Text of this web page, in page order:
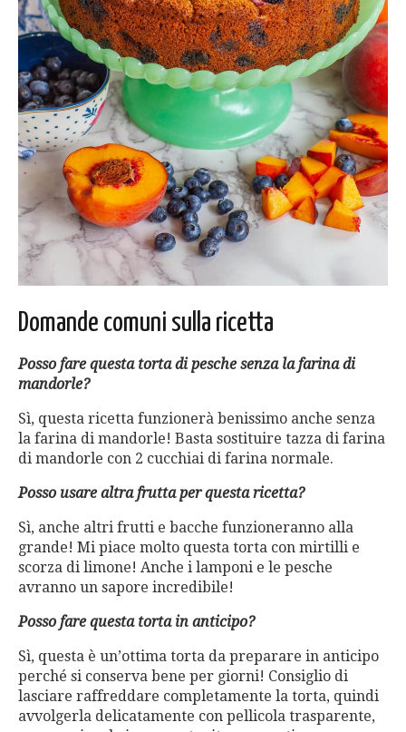
Domande comuni sulla ricetta
Posso fare questa torta di pesche senza la farina di
mandorle?
Sì, questa ricetta funzionerà benissimo anche senza
la farina di mandorle! Basta sostituire tazza di farina
di mandorle con 2 cucchiai di farina normale.
Posso usare altra frutta per questa ricetta?
Sì, anche altri frutti e bacche funzioneranno alla
grande! Mi piace molto questa torta con mirtilli e
scorza di limone! Anche i lamponi e le pesche
avranno un sapore incredibile!
Posso fare questa torta in anticipo?
Sì, questa è un’ottima torta da preparare in anticipo
perché si conserva bene per giorni! Consiglio di
lasciare raffreddare completamente la torta, quindi
avvolgerla delicatamente con pellicola trasparente,